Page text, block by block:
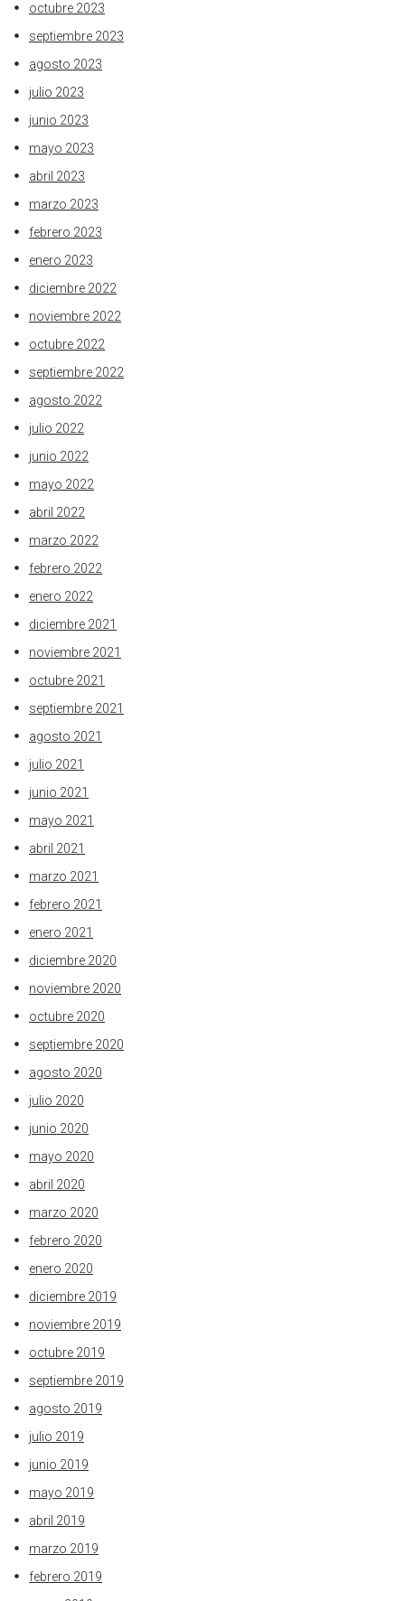
octubre 2023
septiembre 2023
agosto 2023
julio 2023
junio 2023
mayo 2023
abril 2023
marzo 2023
febrero 2023
enero 2023
diciembre 2022
noviembre 2022
octubre 2022
septiembre 2022
agosto 2022
julio 2022
junio 2022
mayo 2022
abril 2022
marzo 2022
febrero 2022
enero 2022
diciembre 2021
noviembre 2021
octubre 2021
septiembre 2021
agosto 2021
julio 2021
junio 2021
mayo 2021
abril 2021
marzo 2021
febrero 2021
enero 2021
diciembre 2020
noviembre 2020
octubre 2020
septiembre 2020
agosto 2020
julio 2020
junio 2020
mayo 2020
abril 2020
marzo 2020
febrero 2020
enero 2020
diciembre 2019
noviembre 2019
octubre 2019
septiembre 2019
agosto 2019
julio 2019
junio 2019
mayo 2019
abril 2019
marzo 2019
febrero 2019